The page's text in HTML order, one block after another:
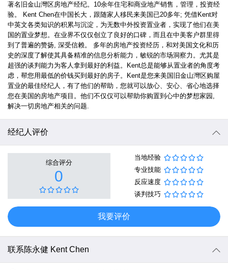
著名旧金山灣区房地产经纪。10余年住宅和商业地产销售，管理，投资经
验。 Kent Chen在中国长大，跟随家人移民来美国已20多年; 凭借Kent对
中英文各类知识的积累与沉淀，为无数中外投资置业者，实现了他们在美
国的置业梦想。在业界不仅仅创立了良好的口碑，而且在中美客户群里得
到了普遍的赞扬, 深受信赖。 多年的房地产投资经历，和对美国文化和历
史的深度了解使其具备精准的信息分析能力，敏锐的市场洞察力。尤其是
超强的谈判能力为客人拿到最好的利益。Kent总是能够从置业者的角度考
虑，帮您用最低的价钱买到最好的房子。Kent是您来美国旧金山灣区购屋
置业的最佳经纪人，有了他们的帮助，您就可以放心、安心、省心地选择
您在美国的房地产项目。他们不仅仅可以帮助你购置到心中的梦想家园,
解决一切房地产相关的问题.
经纪人评价
综合评分
0
当地经验
专业技能
反应速度
谈判技巧
我要评价
联系陈永健 Kent Chen